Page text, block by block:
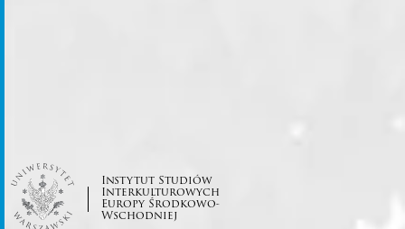
Instytut Studiów
Interkulturowych
Europy Środkowo-
Wschodniej